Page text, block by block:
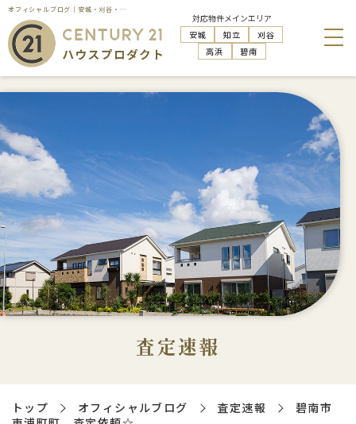
オフィシャルブログ｜安城・刈谷・知立・高浜の不動産売却はハウスプロダクト
対応物件メインエリア
安城
知立
刈谷
高浜
碧南
査定速報
トップ オフィシャルブログ 査定速報
碧南市